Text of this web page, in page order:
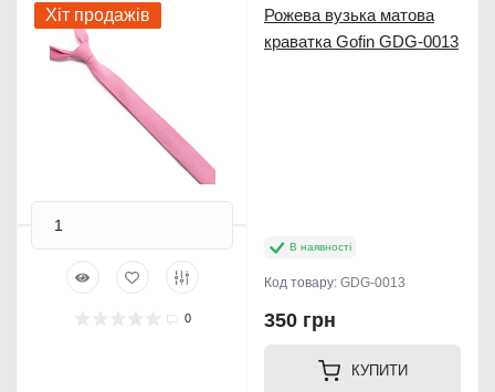
Хіт продажів
0
Рожева вузька матова
краватка Gofin GDG-0013
В наявності
Код товару: GDG-0013
350 грн
КУПИТИ